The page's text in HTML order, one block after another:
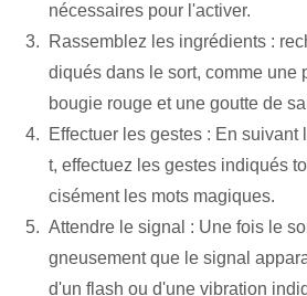
nécessaires pour l'activer.
Rassemblez les ingrédients :
diqués dans le sort, comme une
bougie rouge et une goutte de
Effectuer les gestes : En suivant
t, effectuez les gestes indiqués
cisément les mots magiques.
Attendre le signal : Une fois le
gneusement que le signal
d'un flash ou d'une vibration